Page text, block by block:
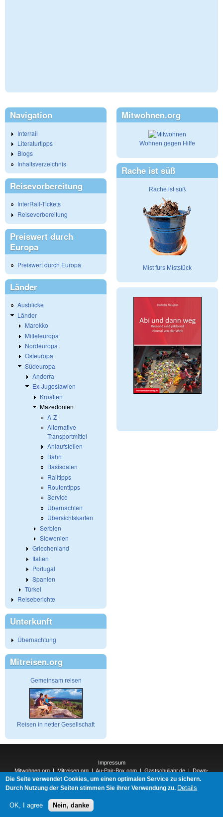
Navigation
Interrail
Literaturtipps
Blogs
Inhaltsverzeichnis
Reisevorbereitung
InterRail-Tickets
Reisevorbereitung
Preiswert durch
Europa
Preiswert durch Europa
Länder
Ausblicke
Länder
Marokko
Mitteleuropa
Nordeuropa
Osteuropa
Südeuropa
Andorra
Ex-Jugoslawien
Kroatien
Mazedonien
A-Z
Alternative
Transportmittel
Anlaufstellen
Bahn
Basisdaten
Railtipps
Routentipps
Service
Übernachten
Übersichtskarten
Serbien
Slowenien
Griechenland
Italien
Portugal
Spanien
Türkei
Reiseberichte
Unterkunft
Übernachtung
Mitreisen.org
Gemeinsam reisen
Reisen in netter Gesellschaft
Mitwohnen.org
Wohnen gegen Hilfe
Rache ist süß
Rache ist süß
Mist fürs Miststück
Impressum
Mitwohnen.org | Mitreisen.org | Au-Pair-Box.com | Gastschuljahr.de | Down-
Under.org |Elderpair.com|
Interconnections-Verlag.de|Natur-und-Umwelt.org|ReiseTops.com|
Die Seite verwendet Cookies, um einen optimalen Service zu sichern.
Durch Nutzung der Seiten stimmen Sie ihrer Verwendung zu. Details
OK, I agree Nein, danke